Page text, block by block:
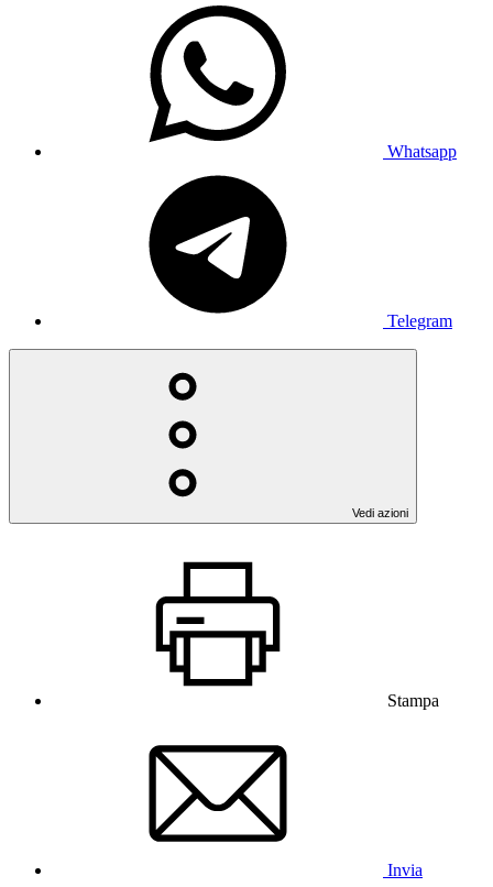
Whatsapp
Telegram
Vedi azioni
Stampa
Invia